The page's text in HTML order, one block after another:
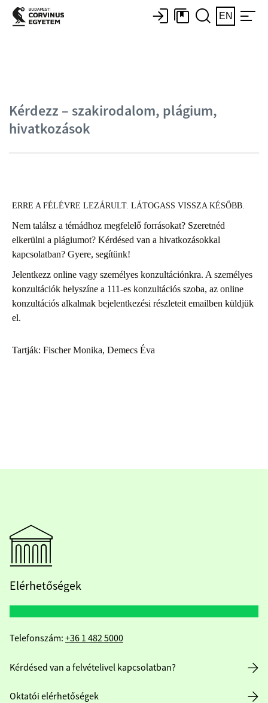
EN
Kérdezz – szakirodalom, plágium,
hivatkozások
ERRE A FÉLÉVRE LEZÁRULT. LÁTOGASS VISSZA KÉSŐBB.
Nem találsz a témádhoz megfelelő forrásokat? Szeretnéd
elkerülni a plágiumot? Kérdésed van a hivatkozásokkal
kapcsolatban? Gyere, segítünk!
Jelentkezz online vagy személyes konzultációnkra. A személyes
konzultációk helyszíne a 111-es konzultációs szoba, az online
konzultációs alkalmak bejelentkezési részleteit emailben küldjük
el.
Tartják: Fischer Monika, Demecs Éva
Elérhetőségek
Telefonszám: +36 1 482 5000
Kérdésed van a felvételivel kapcsolatban?
Oktatói elérhetőségek